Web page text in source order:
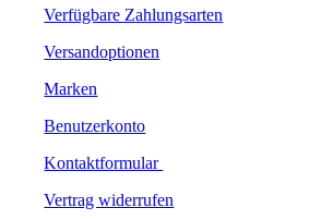
Verfügbare Zahlungsarten
Versandoptionen
Marken
Benutzerkonto
Kontaktformular
Vertrag widerrufen